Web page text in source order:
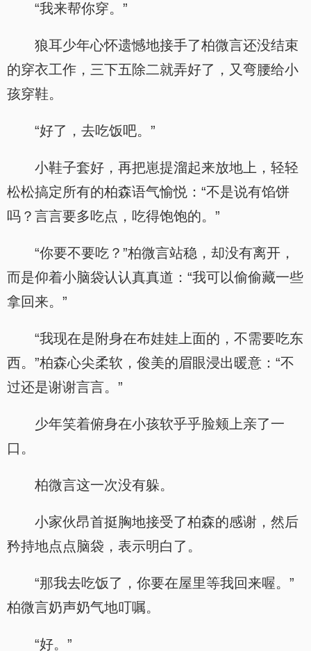
“我来帮你穿。”
狼耳少年心怀遗憾地接手了柏微言还没结束
的穿衣工作，三下五除二就弄好了，又弯腰给小
孩穿鞋。
“好了，去吃饭吧。”
小鞋子套好，再把崽提溜起来放地上，轻轻
松松搞定所有的柏森语气愉悦：“不是说有馅饼
吗？言言要多吃点，吃得饱饱的。”
“你要不要吃？”柏微言站稳，却没有离开，
而是仰着小脑袋认认真真道：“我可以偷偷藏一些
拿回来。”
“我现在是附身在布娃娃上面的，不需要吃东
西。”柏森心尖柔软，俊美的眉眼浸出暖意：“不
过还是谢谢言言。”
少年笑着俯身在小孩软乎乎脸颊上亲了一
口。
柏微言这一次没有躲。
小家伙昂首挺胸地接受了柏森的感谢，然后
矜持地点点脑袋，表示明白了。
“那我去吃饭了，你要在屋里等我回来喔。”
柏微言奶声奶气地叮嘱。
“好。”